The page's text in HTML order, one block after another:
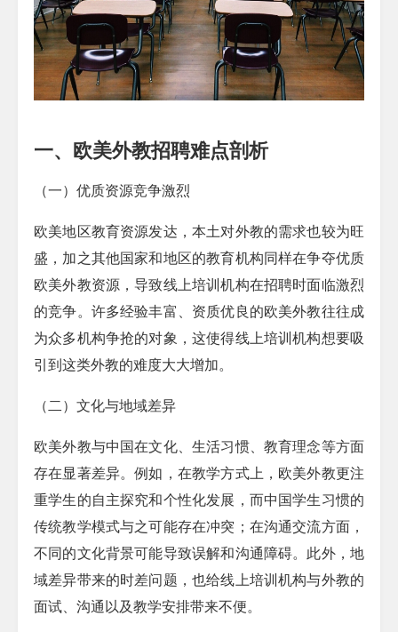
一、欧美外教招聘难点剖析​
（一）优质资源竞争激烈​
欧美地区教育资源发达，本土对外教的需求也较为旺
盛，加之其他国家和地区的教育机构同样在争夺优质
欧美外教资源，导致线上培训机构在招聘时面临激烈
的竞争。许多经验丰富、资质优良的欧美外教往往成
为众多机构争抢的对象，这使得线上培训机构想要吸
引到这类外教的难度大大增加。​
（二）文化与地域差异​
欧美外教与中国在文化、生活习惯、教育理念等方面
存在显著差异。例如，在教学方式上，欧美外教更注
重学生的自主探究和个性化发展，而中国学生习惯的
传统教学模式与之可能存在冲突；在沟通交流方面，
不同的文化背景可能导致误解和沟通障碍。此外，地
域差异带来的时差问题，也给线上培训机构与外教的
面试、沟通以及教学安排带来不便。​